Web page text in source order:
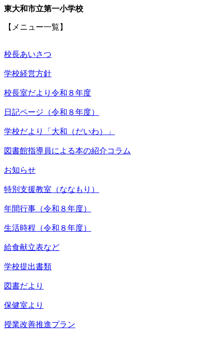
東大和市立第一小学校
【メニュー一覧】
校長あいさつ
学校経営方針
校長室だより令和８年度
日記ページ（令和８年度）
学校だより「大和（だいわ）」
図書館指導員による本の紹介コラム
お知らせ
特別支援教室（ななもり）
年間行事（令和８年度）
生活時程（令和８年度）
給食献立表など
学校提出書類
図書だより
保健室より
授業改善推進プラン